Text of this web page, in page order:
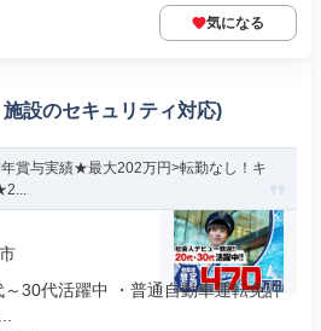
気になる
設のセキュリティ対応)
賞与実績★最大202万円>転勤なし！キ
30代活躍中 ・普通自動車運転免許